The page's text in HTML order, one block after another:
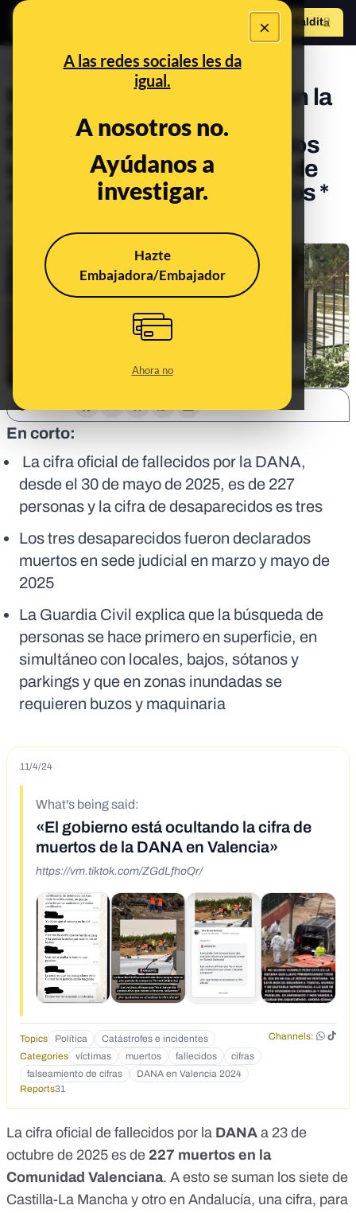
×
A las redes sociales les da
igual.
A nosotros no.
Ayúdanos a
investigar.
Hazte
Embajadora/Embajador
Ahora no
Hazte Maldito
PREBUNKING
Muertos y desaparecidos en la
DANA: la cifra oficial de
fallecidos es de 227, entre los
que están, a 23 de octubre de
2025, los tres desaparecidos *
Actualizado elOct 23, 2025, 4:33:00 PM
En corto:
La cifra oficial de fallecidos por la DANA,
desde el 30 de mayo de 2025, es de 227
personas y la cifra de desaparecidos es tres
Los tres desaparecidos fueron declarados
muertos en sede judicial en marzo y mayo de
2025
La Guardia Civil explica que la búsqueda de
personas se hace primero en superficie, en
simultáneo con locales, bajos, sótanos y
parkings y que en zonas inundadas se
requieren buzos y maquinaria
11/4/24
What's being said:
«El gobierno está ocultando la cifra de
muertos de la DANA en Valencia»
https://vm.tiktok.com/ZGdLfhoQr/
Topics Política Catástrofes e incidentes
Channels:
Categories
víctimas muertos fallecidos
cifras
falseamiento de cifras
DANA en Valencia 2024
Reports31
La cifra oficial de fallecidos por la DANA a 23 de
octubre de 2025 es de 227 muertos en la
Comunidad Valenciana. A esto se suman los siete de
Castilla-La Mancha y otro en Andalucía, una cifra, para